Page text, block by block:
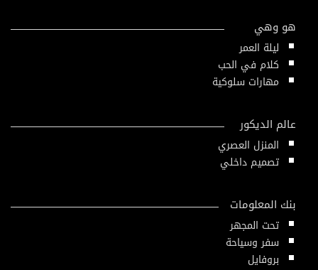
هو وهي
ليلة العمر
كلام في الحب
مهارات سلوكية
عالم الديكور
المنزل العصري
تصميم داخلي
بنك المعلومات
تحت المجهر
سفر وسياحة
بروفايل